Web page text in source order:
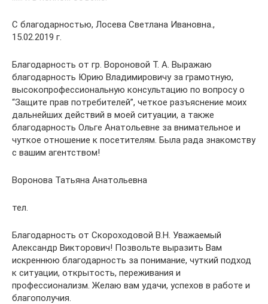
С благодарностью, Лосева Светлана Ивановна.,
15.02.2019 г.
Благодарность от гр. Вороновой Т. А. Выражаю
благодарность Юрию Владимировичу за грамотную,
высокопрофессиональную консультацию по вопросу о
“Защите прав потребителей”, четкое разъяснение моих
дальнейших действий в моей ситуации, а также
благодарность Ольге Анатольевне за внимательное и
чуткое отношение к посетителям. Была рада знакомству
с вашим агентством!
Воронова Татьяна Анатольевна
тел.
Благодарность от Скороходовой В.Н. Уважаемый
Александр Викторович! Позвольте выразить Вам
искреннюю благодарность за понимание, чуткий подход
к ситуации, открытость, переживания и
профессионализм. Желаю вам удачи, успехов в работе и
благополучия.